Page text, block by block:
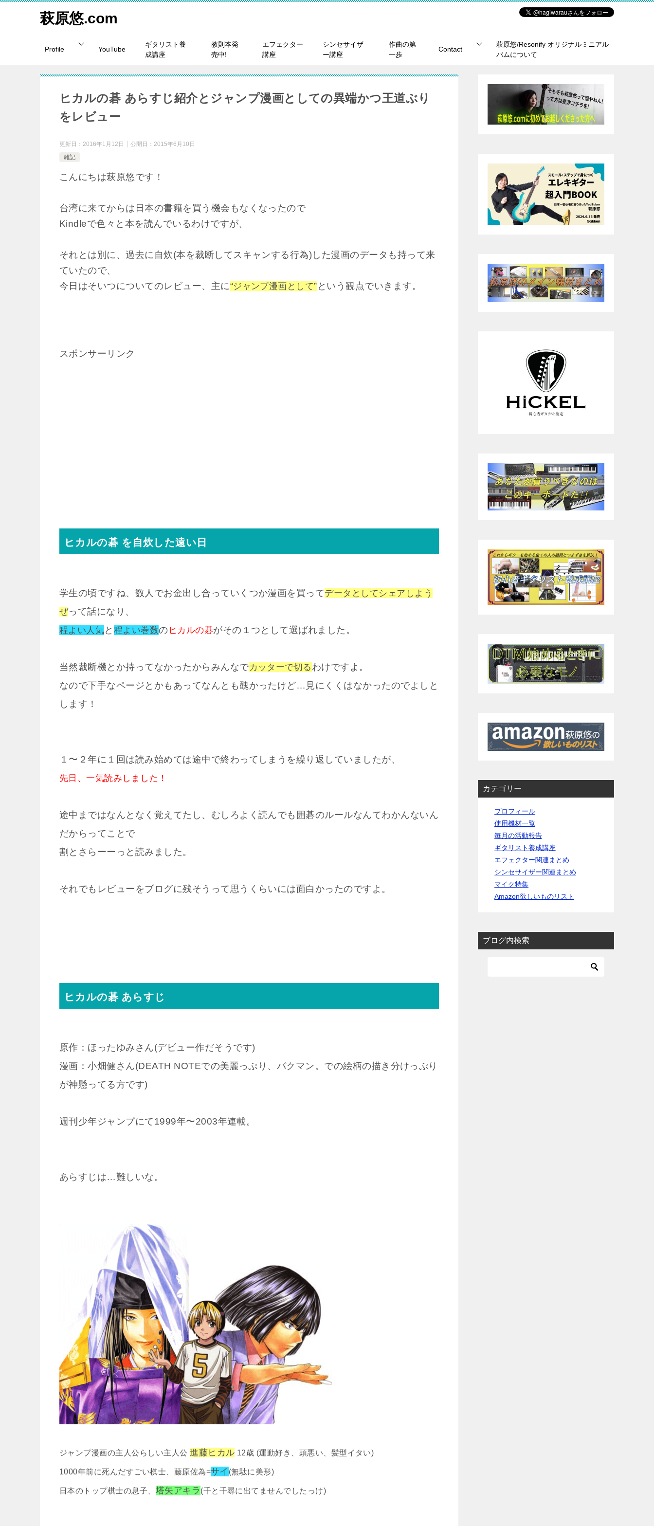
萩原悠.com
Profile YouTube
ギタリスト養
成講座
教則本発
売中!
エフェクター
講座
シンセサイザ
ー講座
作曲の第
一歩
Contact
萩原悠/Resonify オリジナルミニアル
バムについて
ヒカルの碁 あらすじ紹介とジャンプ漫画としての異端かつ王道ぶり
をレビュー
更新日： 2016年1月12日 公開日： 2015年6月10日
雑記
こんにちは萩原悠です！
台湾に来てからは日本の書籍を買う機会もなくなったので
Kindleで色々と本を読んでいるわけですが、
それとは別に、過去に自炊(本を裁断してスキャンする行為)した漫画のデータも持って来
ていたので、
今日はそいつについてのレビュー、主に“ジャンプ漫画として” という観点でいきます。
スポンサーリンク
ヒカルの碁 を自炊した遠い日
学生の頃ですね、数人でお金出し合っていくつか漫画を買ってデータとしてシェアしよう
ぜって話になり、
程よい人気 と 程よい巻数の ヒカルの碁がその１つとして選ばれました。
当然裁断機とか持ってなかったからみんなでカッターで切る わけですよ。
なので下手なページとかもあってなんとも醜かったけど…見にくくはなかったのでよしと
します！
１〜２年に１回は読み始めては途中で終わってしまうを繰り返していましたが、
先日、一気読みしました！
途中まではなんとなく覚えてたし、むしろよく読んでも囲碁のルールなんてわかんないん
だからってことで
割とさらーーっと読みました。
それでもレビューをブログに残そうって思うくらいには面白かったのですよ。
ヒカルの碁 あらすじ
原作：ほったゆみさん(デビュー作だそうです)
漫画：小畑健さん(DEATH NOTEでの美麗っぷり、バクマン。での絵柄の描き分けっぷり
が神懸ってる方です)
週刊少年ジャンプにて1999年〜2003年連載。
あらすじは…難しいな。
ジャンプ漫画の主人公らしい主人公進藤ヒカル 12歳 (運動好き、頭悪い、髪型イタい)
1000年前に死んだすごい棋士、藤原佐為=サイ (無駄に美形)
日本のトップ棋士の息子、 塔矢アキラ (千と千尋に出てませんでしたっけ)
カテゴリー
プロフィール
使用機材一覧
毎月の活動報告
ギタリスト養成講座
エフェクター関連まとめ
シンセサイザー関連まとめ
マイク特集
Amazon欲しいものリスト
ブログ内検索